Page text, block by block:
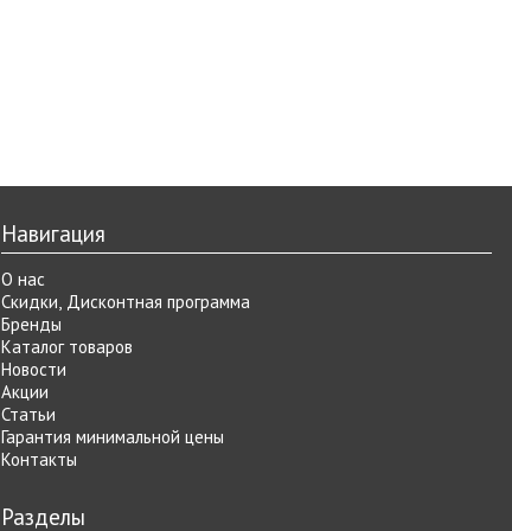
Навигация
О нас
Скидки, Дисконтная программа
Бренды
Каталог товаров
Новости
Акции
Статьи
Гарантия минимальной цены
Контакты
Разделы